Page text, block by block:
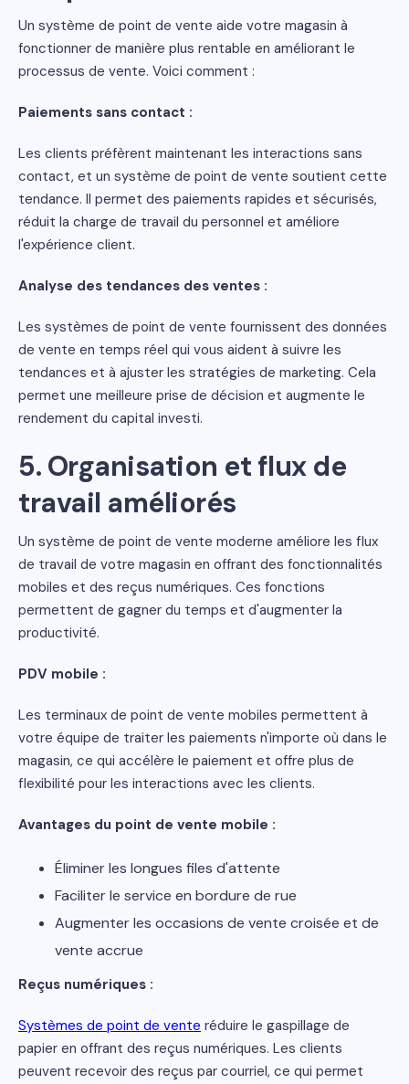
Un système de point de vente aide votre magasin à
fonctionner de manière plus rentable en améliorant le
processus de vente. Voici comment :
Paiements sans contact :
Les clients préfèrent maintenant les interactions sans
contact, et un système de point de vente soutient cette
tendance. Il permet des paiements rapides et sécurisés,
réduit la charge de travail du personnel et améliore
l'expérience client.
Analyse des tendances des ventes :
Les systèmes de point de vente fournissent des données
de vente en temps réel qui vous aident à suivre les
tendances et à ajuster les stratégies de marketing. Cela
permet une meilleure prise de décision et augmente le
rendement du capital investi.
5. Organisation et flux de
travail améliorés
Un système de point de vente moderne améliore les flux
de travail de votre magasin en offrant des fonctionnalités
mobiles et des reçus numériques. Ces fonctions
permettent de gagner du temps et d'augmenter la
productivité.
PDV mobile :
Les terminaux de point de vente mobiles permettent à
votre équipe de traiter les paiements n'importe où dans le
magasin, ce qui accélère le paiement et offre plus de
flexibilité pour les interactions avec les clients.
Avantages du point de vente mobile :
Éliminer les longues files d'attente
Faciliter le service en bordure de rue
Augmenter les occasions de vente croisée et de
vente accrue
Reçus numériques :
Systèmes de point de vente réduire le gaspillage de
papier en offrant des reçus numériques. Les clients
peuvent recevoir des reçus par courriel, ce qui permet